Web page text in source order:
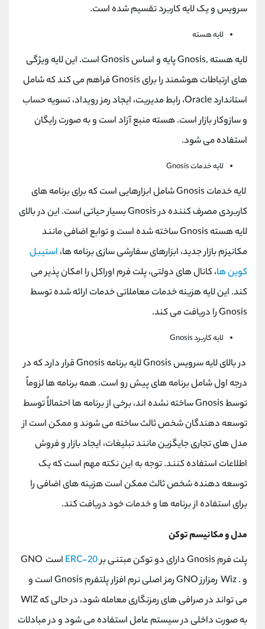
سرویس و یک لایه کاربرد تقسیم شده است.
لایه هسته
لایه هسته ,Gnosis پایه و اساس Gnosis است. این لایه ویژگی
های ارتباطات هوشمند را برای Gnosis فراهم می کند که شامل
استاندارد Oracle، رابط مدیریت، ایجاد رمز رویداد، تسویه حساب
و سازوکار بازار است. هسته منبع آزاد است و به صورت رایگان
استفاده می شود.
لایه خدمات Gnosis
لایه خدمات Gnosis شامل ابزارهایی است که برای برنامه های
کاربردی مصرف کننده در Gnosis بسیار حیاتی است. این در بالای
لایه هسته Gnosis ساخته شده است و توابع اضافی مانند
مکانیزم بازار جدید، ابزارهای سفارشی سازی برنامه ها، استیبل
کوین ها، کانال های دولتی، پلت فرم اوراکل را امکان پذیر می
کند. این لایه هزینه خدمات معاملاتی خدمات ارائه شده توسط
Gnosis را دریافت می کند.
لایه کاربرد Gnosis
در بالای لایه سرویس Gnosis لایه برنامه Gnosis قرار دارد که در
درجه اول شامل برنامه های پیش رو است. همه برنامه ها لزوماً
توسط Gnosis ساخته نشده اند، برخی از برنامه ها احتمالاً توسط
توسعه دهندگان شخص ثالث ساخته می شوند و ممکن است از
مدل های تجاری جایگزین مانند تبلیغات، ایجاد بازار و فروش
اطلاعات استفاده کنند. توجه به این نکته مهم است که یک
توسعه دهنده شخص ثالث ممکن است هزینه های اضافی را
برای استفاده از برنامه ها و خدمات خود دریافت کند.
مدل و مکانیسم توکن
پلت فرم Gnosis دارای دو توکن مبتنی بر
ERC-20
است GNO
و . Wiz رمزارز GNO رمز اصلی نرم افزار پلتفرم Gnosis است و
می تواند در صرافی های رمزنگاری معامله شود، در حالی که WIZ
به صورت داخلی در سیستم عامل استفاده می شود و در مبادلات